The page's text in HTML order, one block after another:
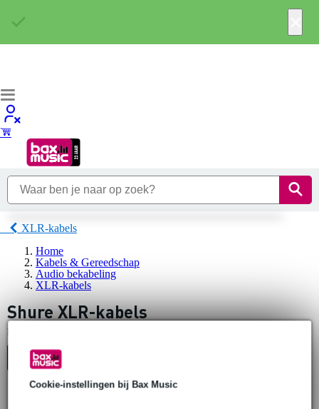
Cookie-instellingen bij Bax Music
XLR-kabels
Home
Kabels & Gereedschap
Audio bekabeling
XLR-kabels
Shure XLR-kabels
Er is
Top-10